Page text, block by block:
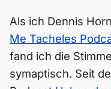
Als ich Dennis
Me Tacheles
fand ich die
symaptisch. Seit